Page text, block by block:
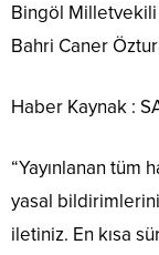
Bingöl Milletvekili
Bahri Caner
Haber Kaynak :
“Yayınlanan
yasal
iletiniz. En kısa